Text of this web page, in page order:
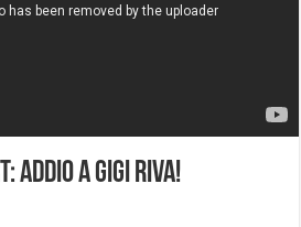
a Gigi Riva!